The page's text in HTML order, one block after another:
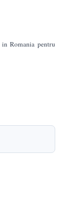
Romania pentru